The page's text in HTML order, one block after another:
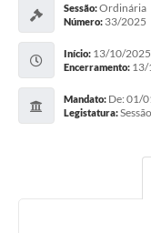
Sessão:Ordinária
Número: 33/2025
Início: 13/10/
Encerramento: 13/
Mandato: De: 01/
Legistatura: